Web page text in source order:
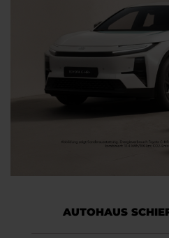
AUTOHAUS